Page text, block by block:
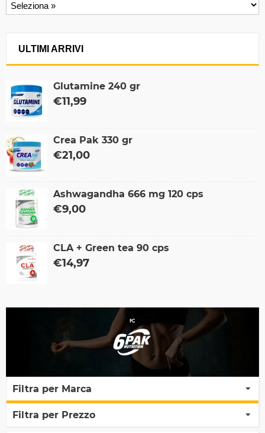
ULTIMI ARRIVI
Glutamine 240 gr
€11,99
Crea Pak 330 gr
€21,00
Ashwagandha 666 mg 120 cps
€9,00
CLA + Green tea 90 cps
€14,97
Filtra per Marca
Filtra per Prezzo